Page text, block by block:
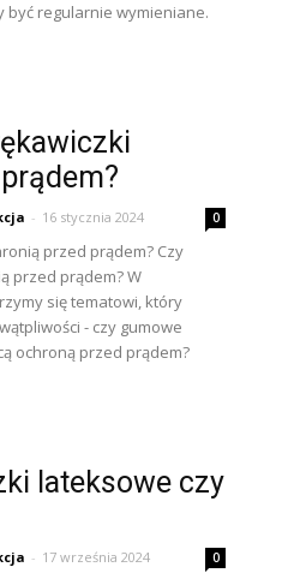
być regularnie wymieniane.
- 16 stycznia 2024 0
przed prądem? Czy
przed prądem? W
się tematowi, który
- czy gumowe
ochroną przed prądem?
lateksowe czy
- 17 września 2024 0